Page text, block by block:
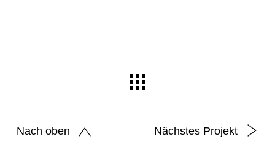
Nach oben Nächstes Projekt